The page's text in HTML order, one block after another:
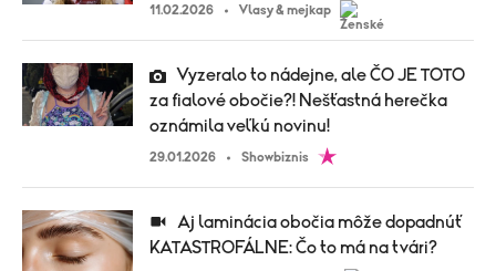
11.02.2026 Vlasy & mejkap
za fialové obočie?! Nešťastná herečka
oznámila veľkú novinu!
29.01.2026 Showbiznis
KATASTROFÁLNE: Čo to má na tvári?